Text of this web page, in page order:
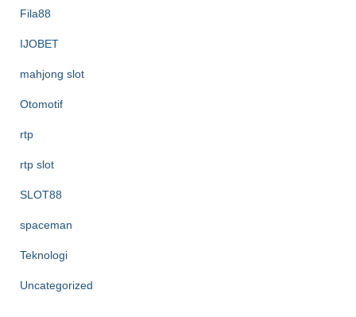
Fila88
IJOBET
mahjong slot
Otomotif
rtp
rtp slot
SLOT88
spaceman
Teknologi
Uncategorized